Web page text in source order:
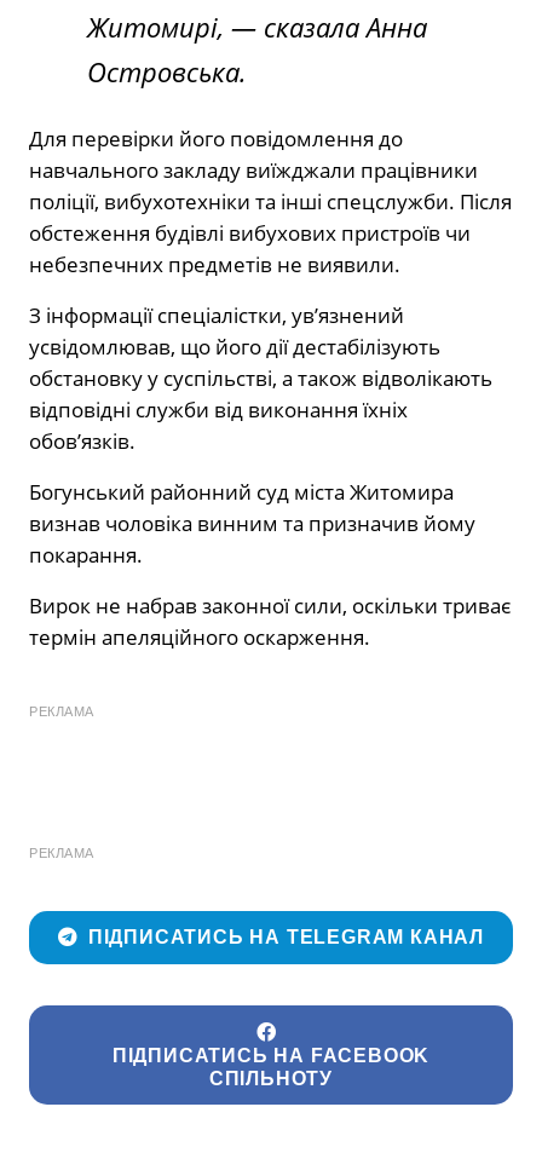
Житомирі, — сказала Анна
Островська.
Для перевірки його повідомлення до
навчального закладу виїжджали працівники
поліції, вибухотехніки та інші спецслужби. Після
обстеження будівлі вибухових пристроїв чи
небезпечних предметів не виявили.
З інформації спеціалістки, ув’язнений
усвідомлював, що його дії дестабілізують
обстановку у суспільстві, а також відволікають
відповідні служби від виконання їхніх
обов’язків.
Богунський районний суд міста Житомира
визнав чоловіка винним та призначив йому
покарання.
Вирок не набрав законної сили, оскільки триває
термін апеляційного оскарження.
РЕКЛАМА
РЕКЛАМА
ПІДПИСАТИСЬ НА TELEGRAM КАНАЛ
ПІДПИСАТИСЬ НА FACEBOOK
СПІЛЬНОТУ